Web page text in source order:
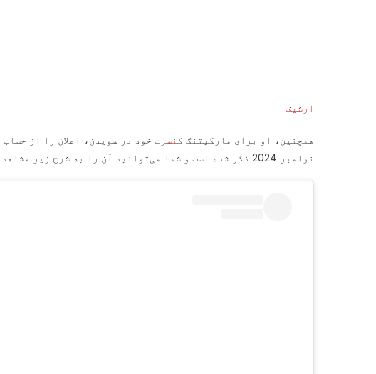
ارشیف
همچنین، او برای مارکیتنګ کنسرت
نوامبر 2024 ذکر شده است و شما می‌توانید آن را به شرح زیر مشاهده کنید: